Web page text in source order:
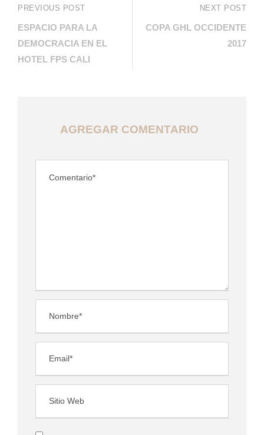
PREVIOUS POST
ESPACIO PARA LA
DEMOCRACIA EN EL
HOTEL FPS CALI
NEXT POST
COPA GHL OCCIDENTE
2017
AGREGAR COMENTARIO